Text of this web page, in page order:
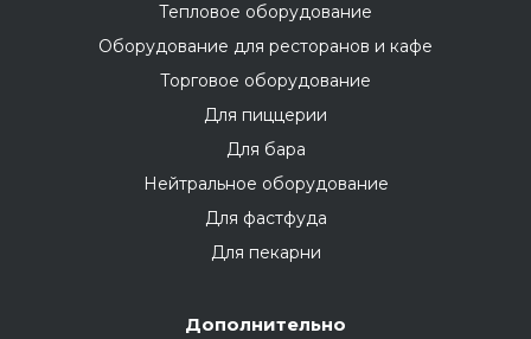
Тепловое оборудование
Оборудование для ресторанов и кафе
Торговое оборудование
Для пиццерии
Для бара
Нейтральное оборудование
Для фастфуда
Для пекарни
Дополнительно